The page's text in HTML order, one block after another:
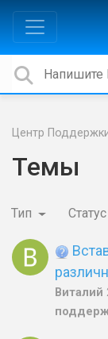
Центр
Темы
Тип Статус
Виталий